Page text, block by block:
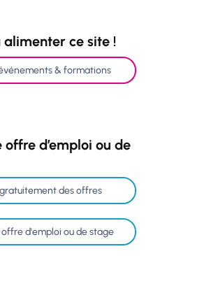
ce site !
& formations
offre d’emploi ou de
des offres
d'emploi ou de stage